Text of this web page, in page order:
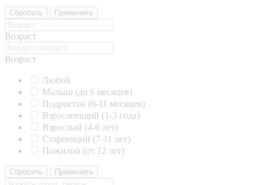
Сбросить Применить
Возраст
Возраст
Любой
Малыш (до 6 месяцев)
Подросток (6-11 месяцев)
Взрослеющий (1-3 года)
Взрослый (4-6 лет)
Стареющий (7-11 лет)
Пожилой (от 12 лет)
Сбросить Применить